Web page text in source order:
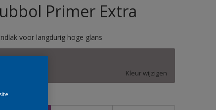
Primer Extra
voor langdurig hoge glans
Kleur wijzigen